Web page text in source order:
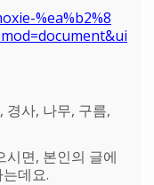
%ea%b2%8
시면, 본인의 글에
데요.